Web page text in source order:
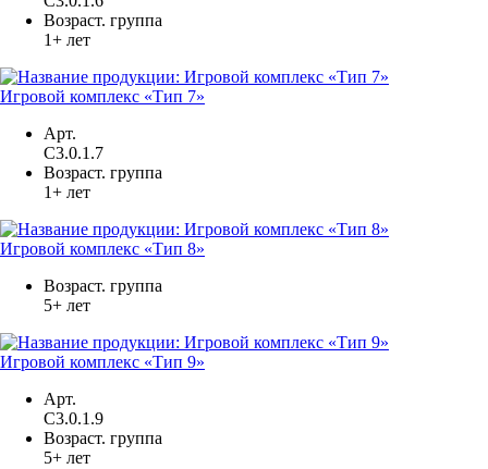
Возраст. группа
1+ лет
Игровой комплекс «Тип 7»
Арт.
С3.0.1.7
Возраст. группа
1+ лет
Игровой комплекс «Тип 8»
Возраст. группа
5+ лет
Игровой комплекс «Тип 9»
Арт.
С3.0.1.9
Возраст. группа
5+ лет